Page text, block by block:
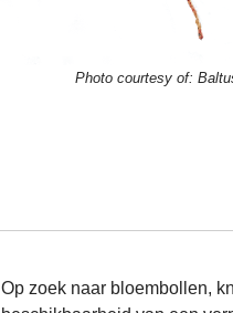
Photo courtesy of:
Op zoek naar bloembollen,